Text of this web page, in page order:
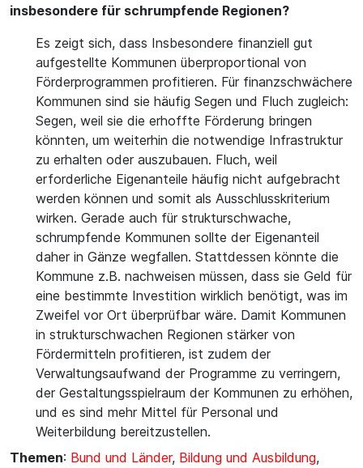
insbesondere für schrumpfende Regionen?
Es zeigt sich, dass Insbesondere finanziell gut
aufgestellte Kommunen überproportional von
Förderprogrammen profitieren. Für finanzschwächere
Kommunen sind sie häufig Segen und Fluch zugleich:
Segen, weil sie die erhoffte Förderung bringen
könnten, um weiterhin die notwendige Infrastruktur
zu erhalten oder auszubauen. Fluch, weil
erforderliche Eigenanteile häufig nicht aufgebracht
werden können und somit als Ausschlusskriterium
wirken. Gerade auch für strukturschwache,
schrumpfende Kommunen sollte der Eigenanteil
daher in Gänze wegfallen. Stattdessen könnte die
Kommune z.B. nachweisen müssen, dass sie Geld für
eine bestimmte Investition wirklich benötigt, was im
Zweifel vor Ort überprüfbar wäre. Damit Kommunen
in strukturschwachen Regionen stärker von
Fördermitteln profitieren, ist zudem der
Verwaltungsaufwand der Programme zu verringern,
der Gestaltungsspielraum der Kommunen zu erhöhen,
und es sind mehr Mittel für Personal und
Weiterbildung bereitzustellen.
Themen: Bund und Länder, Bildung und Ausbildung,